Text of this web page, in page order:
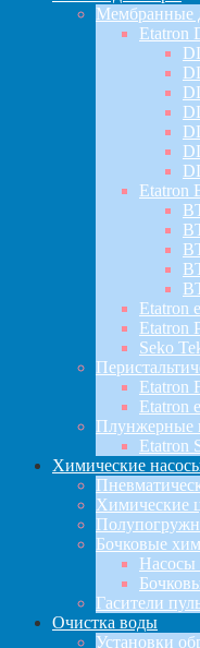
Мембранные
Etatron
Etatron
Etatron
Etatron
Seko
Etatron
Etatron
Плунжерные
Etatron
Химические
Химические
Бочковые
Насосы
Гасители
Очистка воды
Установки